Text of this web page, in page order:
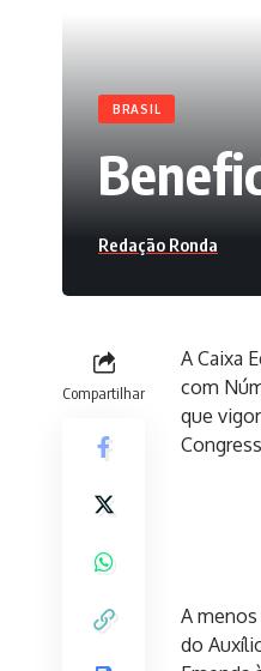
BRASIL
Redação Ronda
Compartilhar
A Caixa
com
que
A
do